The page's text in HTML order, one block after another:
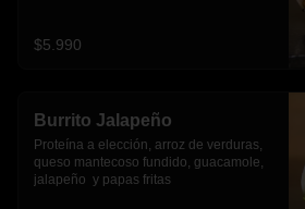
$5.990
Burrito Jalapeño
Proteína a elección, arroz de verduras,
queso mantecoso fundido, guacamole,
jalapeño  y papas fritas